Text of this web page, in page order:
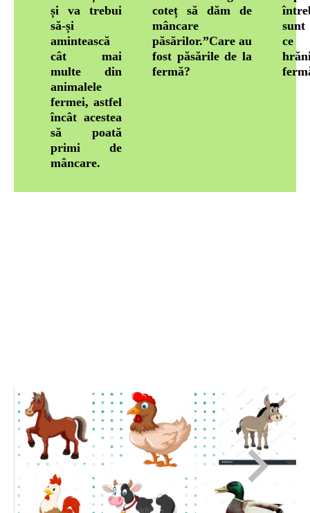
și va trebui
să-și
amintească
cât mai
multe din
animalele
fermei, astfel
încât acestea
să poată
primi de
mâncare.
coteț să dăm de
mâncare
păsărilor.”Care au
fost păsările de la
fermă?
ce